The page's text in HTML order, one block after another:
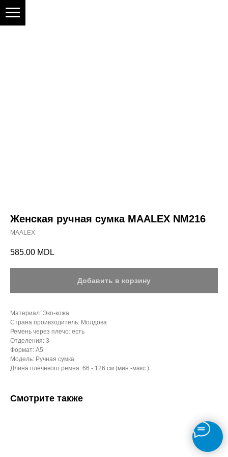
Женская ручная сумка MAALEX NM216
MAALEX
585.00 MDL
Добавить в корзину
Материал: Эко-кожа
Страна проивзодитель: Молдова
Ремень через плечо: есть
Отделения: 3
Формат: А5
Модель: Ручная сумка
Длина плечевого ремня: 66 - 126 см (мин.-макс.)
Смотрите также